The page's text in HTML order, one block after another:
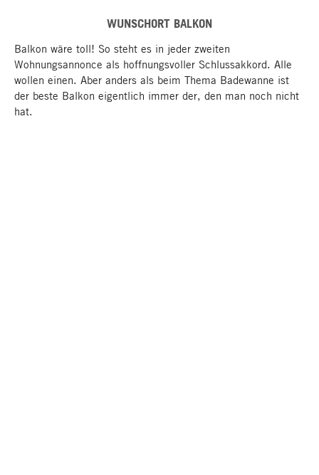
WUNSCHORT BALKON
Balkon wäre toll! So steht es in jeder zweiten
Wohnungsannonce als hoffnungsvoller Schlussakkord. Alle
wollen einen. Aber anders als beim Thema Badewanne ist
der beste Balkon eigentlich immer der, den man noch nicht
hat.